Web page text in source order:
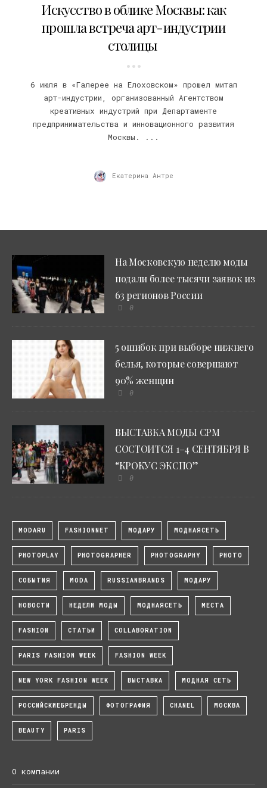
Искусство в облике Москвы: как
прошла встреча арт-индустрии
столицы
6 июля в «Галерее на Елоховском» прошел митап
арт-индустрии, организованный Агентством
креативных индустрий при Департаменте
предпринимательства и инновационного развития
Москвы. ...
Екатерина Антре
На Московскую неделю моды
подали более тысячи заявок из
63 регионов России
0
5 ошибок при выборе нижнего
белья, которые совершают
90% женщин
0
ВЫСТАВКА МОДЫ CPM
СОСТОИТСЯ 1–4 СЕНТЯБРЯ В
“КРОКУС ЭКСПО”
0
MODARU FASHIONNET МОДАРУ МОДНАЯСЕТЬ
PHOTOPLAY PHOTOGRAPHER PHOTOGRAPHY PHOTO
СОБЫТИЯ MODA RUSSIANBRANDS МОДАРУ
НОВОСТИ НЕДЕЛИ МОДЫ МОДНАЯСЕТЬ МЕСТА
FASHION СТАТЬИ COLLABORATION
PARIS FASHION WEEK FASHION WEEK
NEW YORK FASHION WEEK ВЫСТАВКА МОДНАЯ СЕТЬ
РОССИЙСКИЕБРЕНДЫ ФОТОГРАФИЯ CHANEL МОСКВА
BEAUTY PARIS
О компании